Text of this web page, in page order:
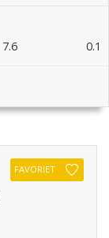
7.6 0.1
FAVORIET